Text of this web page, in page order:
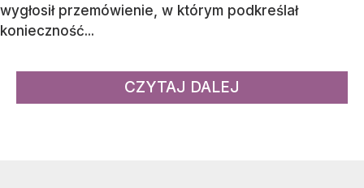
wygłosił przemówienie, w którym podkreślał
konieczność...
CZYTAJ DALEJ